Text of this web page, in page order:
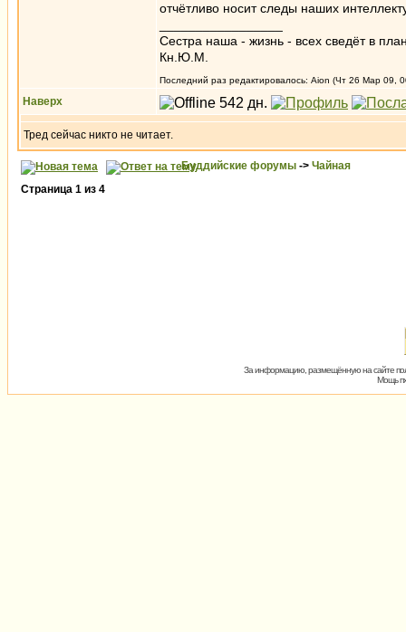
отчётливо носит следы наших
Сестра наша - жизнь - всех сведёт в
Кн.Ю.М.
Последний раз редактировалось: Aion (Чт 26 Мар 09,
Наверх
Тред сейчас никто не читает.
Буддийские форумы -> Чайная
Страница 1 из 4
За информацию, размещённую на сайте
Мощь